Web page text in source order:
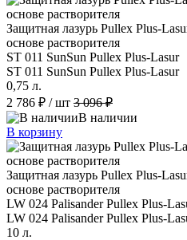
Защитная лазурь Pullex Plus-
основе растворителя
ST 011 SunSun Pullex Plus-Lasur
ST 011 SunSun Pullex Plus-Lasur
0,75 л.
2 786 ₽ / шт 3 096 ₽
В наличии
В корзину
Защитная лазурь Pullex Plus-
основе растворителя
LW 024 Palisander Pullex Plus-
LW 024 Palisander Pullex Plus-
10 л.